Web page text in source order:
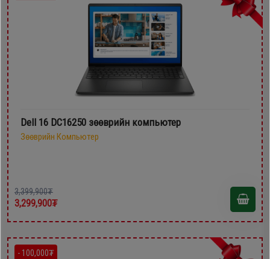
Dell 16 DC16250 зөөврийн компьютер
Зөөврийн Компьютер
3,399,900₮
3,299,900₮
- 100,000₮